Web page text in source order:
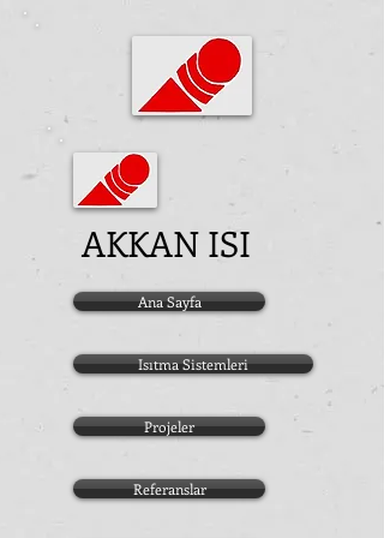
AKKAN ISI
Ana Sayfa
Isıtma Sistemleri
Projeler
Referanslar